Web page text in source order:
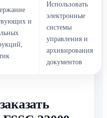
и
Использовать
электронные
системы
управления и
архивирования
документов